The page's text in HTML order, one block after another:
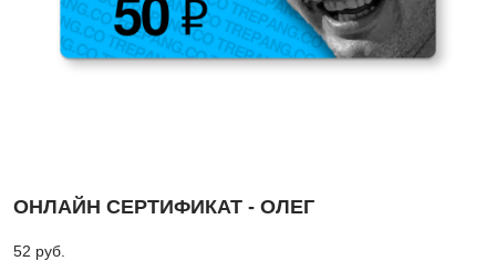
ОНЛАЙН СЕРТИФИКАТ - ОЛЕГ
52 pуб.